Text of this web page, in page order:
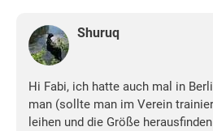
Shuruq
Hi Fabi, ich hatte auch mal in
man (sollte man im Verein
leihen und die Größe